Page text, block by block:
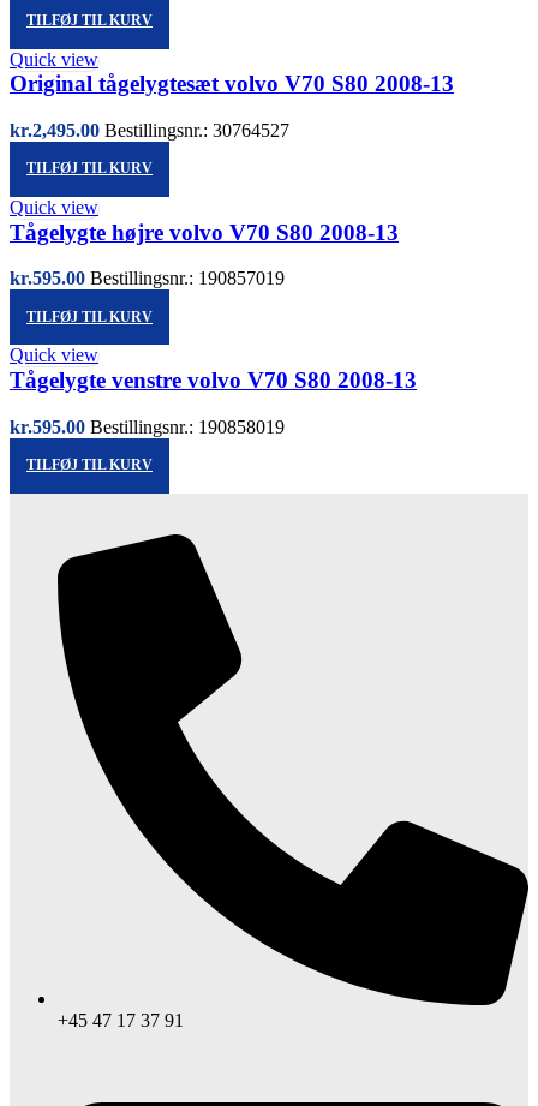
TILFØJ TIL KURV
Quick view
Original tågelygtesæt volvo V70 S80 2008-13
kr.2,495.00 Bestillingsnr.: 30764527
TILFØJ TIL KURV
Quick view
Tågelygte højre volvo V70 S80 2008-13
kr.595.00 Bestillingsnr.: 190857019
TILFØJ TIL KURV
Quick view
Tågelygte venstre volvo V70 S80 2008-13
kr.595.00 Bestillingsnr.: 190858019
TILFØJ TIL KURV
+45 47 17 37 91